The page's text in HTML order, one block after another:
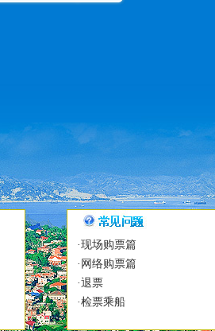
·现场购票篇
·网络购票篇
·退票
·检票乘船